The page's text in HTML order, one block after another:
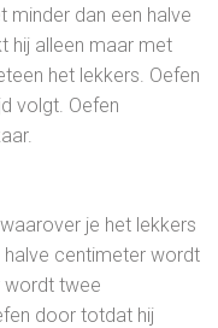
minder dan een halve
hij alleen maar met
het lekkers. Oefen
volgt. Oefen
je het lekkers
halve centimeter wordt
wordt twee
door totdat hij